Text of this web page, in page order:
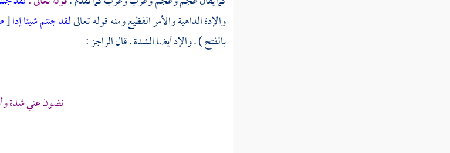
والإدة الداهية والأمر الفظيع ومنه قوله تعالىلقد جئتم شيئا إدا[
بالفتح ) . والإد أيضا الشدة . قال الراجز :
نضون عني شدة